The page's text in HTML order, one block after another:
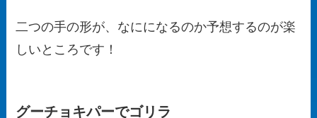
二つの手の形が、なにになるのか予想するのが楽
しいところです！
グーチョキパーでゴリラ